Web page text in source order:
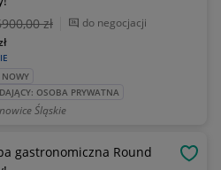
,00 zł do negocjacji
OSOBA PRYWATNA
Śląskie
gastronomiczna Round